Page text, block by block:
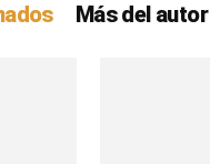
Más del autor